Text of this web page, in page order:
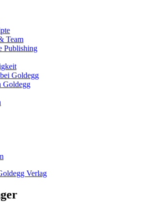
Team
Publishing
Goldegg
Goldegg